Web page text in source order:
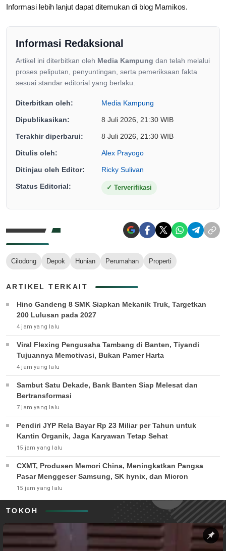
Informasi lebih lanjut dapat ditemukan di blog Mamikos.
Informasi Redaksional
Artikel ini diterbitkan oleh Media Kampung dan telah melalui
proses peliputan, penyuntingan, serta pemeriksaan fakta
sesuai standar editorial yang berlaku.
Diterbitkan oleh: Media Kampung
Dipublikasikan: 8 Juli 2026, 21:30 WIB
Terakhir diperbarui: 8 Juli 2026, 21:30 WIB
Ditulis oleh: Alex Prayogo
Ditinjau oleh Editor: Ricky Sulivan
Status Editorial: ✓ Terverifikasi
Cilodong Depok Hunian Perumahan Properti
ARTIKEL TERKAIT
Hino Gandeng 8 SMK Siapkan Mekanik Truk, Targetkan
200 Lulusan pada 2027
4 jam yang lalu
Viral Flexing Pengusaha Tambang di Banten, Tiyandi
Tujuannya Memotivasi, Bukan Pamer Harta
4 jam yang lalu
Sambut Satu Dekade, Bank Banten Siap Melesat dan
Bertransformasi
7 jam yang lalu
Pendiri JYP Rela Bayar Rp 23 Miliar per Tahun untuk
Kantin Organik, Jaga Karyawan Tetap Sehat
15 jam yang lalu
CXMT, Produsen Memori China, Meningkatkan Pangsa
Pasar Menggeser Samsung, SK hynix, dan Micron
15 jam yang lalu
TOKOH